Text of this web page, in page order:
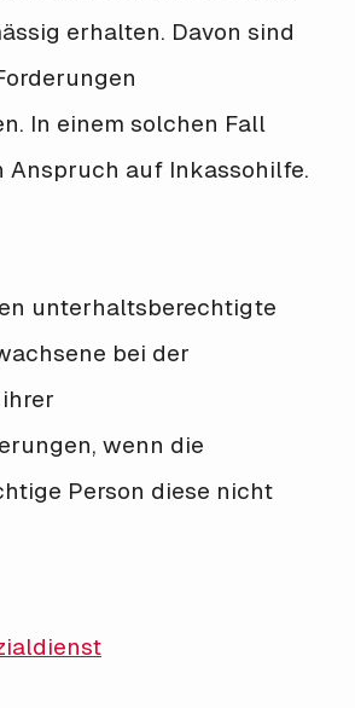
erhalten. Davon sind
In einem solchen Fall
Anspruch auf Inkassohilfe.
unterhaltsberechtigte
bei der
wenn die
Person diese nicht